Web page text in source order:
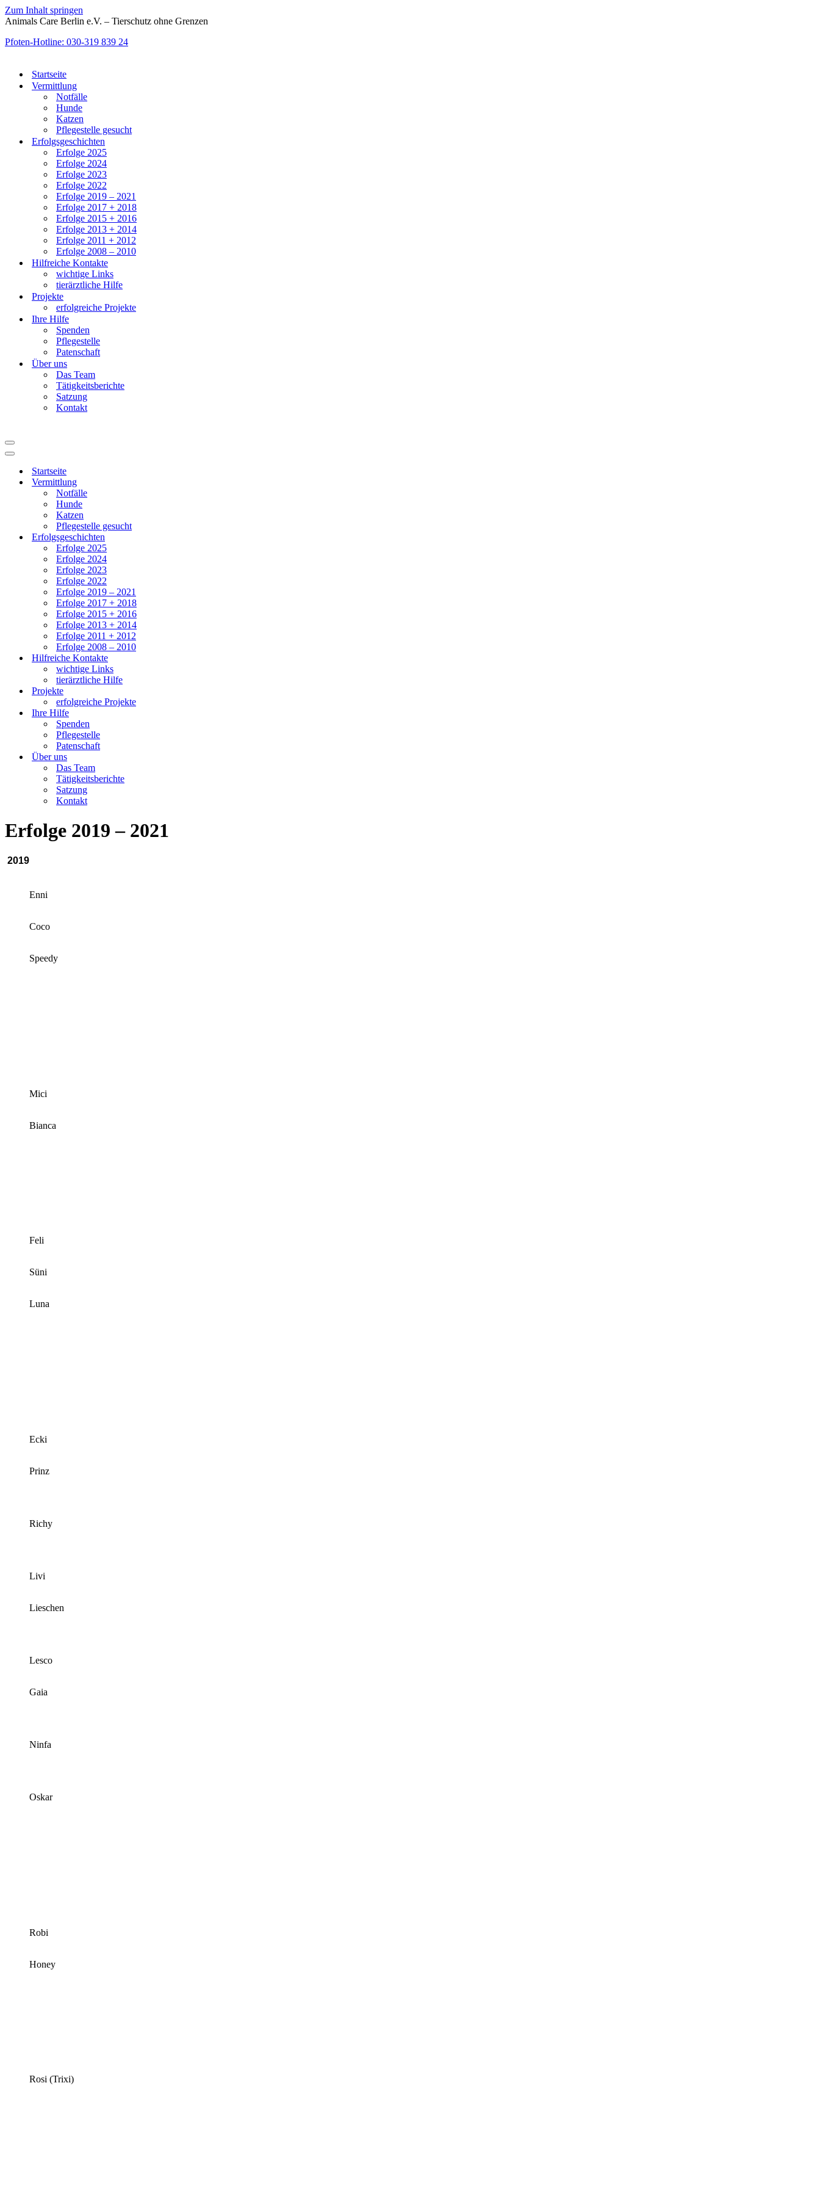
Zum Inhalt springen
Animals Care Berlin e.V. – Tierschutz ohne Grenzen
Pfoten-Hotline: 030-319 839 24
Startseite
Vermittlung
Notfälle
Hunde
Katzen
Pflegestelle gesucht
Erfolgsgeschichten
Erfolge 2025
Erfolge 2024
Erfolge 2023
Erfolge 2022
Erfolge 2019 – 2021
Erfolge 2017 + 2018
Erfolge 2015 + 2016
Erfolge 2013 + 2014
Erfolge 2011 + 2012
Erfolge 2008 – 2010
Hilfreiche Kontakte
wichtige Links
tierärztliche Hilfe
Projekte
erfolgreiche Projekte
Ihre Hilfe
Spenden
Pflegestelle
Patenschaft
Über uns
Das Team
Tätigkeitsberichte
Satzung
Kontakt
Navigationsmenü
Navigationsmenü
Startseite
Vermittlung
Notfälle
Hunde
Katzen
Pflegestelle gesucht
Erfolgsgeschichten
Erfolge 2025
Erfolge 2024
Erfolge 2023
Erfolge 2022
Erfolge 2019 – 2021
Erfolge 2017 + 2018
Erfolge 2015 + 2016
Erfolge 2013 + 2014
Erfolge 2011 + 2012
Erfolge 2008 – 2010
Hilfreiche Kontakte
wichtige Links
tierärztliche Hilfe
Projekte
erfolgreiche Projekte
Ihre Hilfe
Spenden
Pflegestelle
Patenschaft
Über uns
Das Team
Tätigkeitsberichte
Satzung
Kontakt
Erfolge 2019 – 2021
2019
Enni
Coco
Speedy
Mici
Bianca
Feli
Süni
Luna
Ecki
Prinz
Richy
Livi
Lieschen
Lesco
Gaia
Ninfa
Oskar
Robi
Honey
Rosi (Trixi)